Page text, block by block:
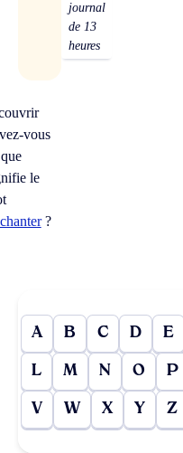
journal
de 13
heures
vous
le
?
A B C D E
L M N O P
V W X Y Z